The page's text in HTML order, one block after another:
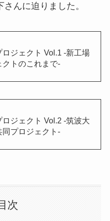
んに迫りました。
ロジェクト Vol.1 -新工場
クトのこれまで-
ロジェクト Vol.2 -筑波大
同プロジェクト-
次